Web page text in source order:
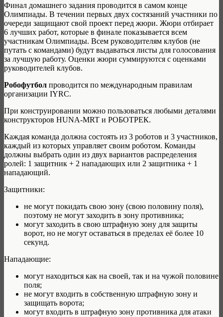
Финал домашнего задания проводится в самом конце
Олимпиады. В течении первых двух состязаний участники по
очереди защищают свой проект перед жюри. Жюри отбирает
6 лучших работ, которые в финале показывается всем
участникам Олимпиады. Всем руководителям клубов (не
путать с командами) будут выдаваться листы для голосования
за лучшую работу. Оценки жюри суммируются с оценками
руководителей клубов.
Робофутбол проводится по международным правилам
организации IYRC.
При конструировании можно пользоваться любыми деталями
конструкторов HUNA-MRT и РОБОТРЕК.
Каждая команда должна состоять из 3 роботов и 3 участников,
каждый из которых управляет своим роботом. Команды
должны выбрать один из двух вариантов распределения
ролей: 1 защитник + 2 нападающих или 2 защитника + 1
нападающий.
Защитники:
не могут покидать свою зону (свою половину поля),
поэтому не могут заходить в зону противника;
могут заходить в свою штрафную зону для защиты
ворот, но не могут оставаться в пределах её более 10
секунд.
Нападающие:
могут находиться как на своей, так и на чужой половине
поля;
не могут входить в собственную штрафную зону и
защищать ворота;
могут входить в штрафную зону противника для атаки